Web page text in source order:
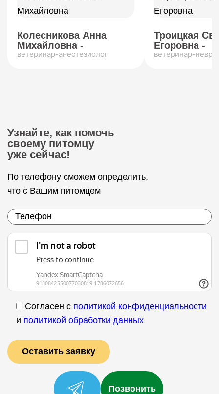
Колесникова Анна
Михайловна -
ветеринар-анестезиолог
Троицкая
Егоровна -
ветеринар-
Узнайте, как помочь
своему питомцу
уже сейчас!
По телефону сможем определить,
что с Вашим питомцем
Согласен с политикой конфиденциальности
и политикой обработки данных
Позвонить